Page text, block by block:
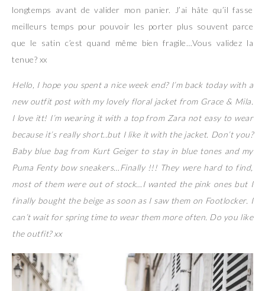
longtemps avant de valider mon panier. J’ai hâte qu’il fasse
meilleurs temps pour pouvoir les porter plus souvent parce
que le satin c’est quand même bien fragile…Vous validez la
tenue? xx
Hello, I hope you spent a nice week end? I’m back today with a
new outfit post with my lovely floral jacket from Grace & Mila.
I love itt! I’m wearing it with a top from Zara not easy to wear
because it’s really short..but I like it with the jacket. Don’t you?
Baby blue bag from Kurt Geiger to stay in blue tones and my
Puma Fenty bow sneakers…Finally !!! They were hard to find,
most of them were out of stock…I wanted the pink ones but I
finally bought the beige as soon as I saw them on Footlocker. I
can’t wait for spring time to wear them more often. Do you like
the outfit? xx